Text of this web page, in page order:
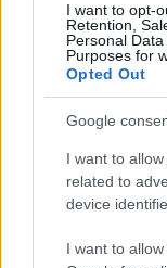
I want to opt-
Retention,
Personal
Purposes for
Opted Out
Google
I want to
related to
device
I want to